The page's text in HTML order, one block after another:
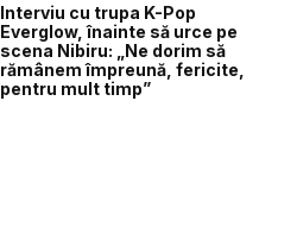
Interviu cu trupa K-Pop
Everglow, înainte să urce pe
scena Nibiru: „Ne dorim să
rămânem împreună, fericite,
pentru mult timp”